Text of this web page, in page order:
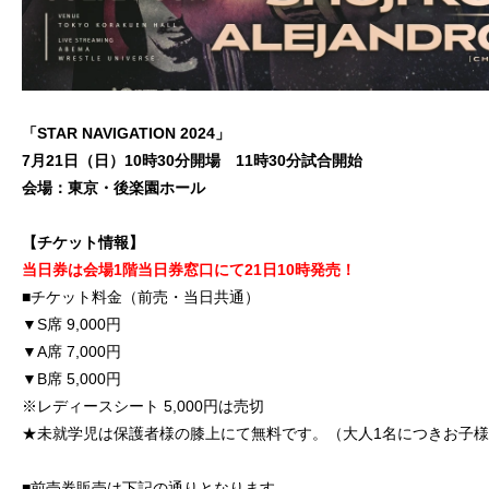
「STAR NAVIGATION 2024 」
7月21日（日）10時30分開場 11時30分試合開始
会場：東京・後楽園ホール
【チケット情報】
当日券は会場1階当日券窓口にて21日10時発売！
■チケット料金（前売・当日共通）
▼S席 9,000円
▼A席 7,000円
▼B席 5,000円
※レディースシート 5,000円は売切
★未就学児は保護者様の膝上にて無料です。（大人1名につきお子